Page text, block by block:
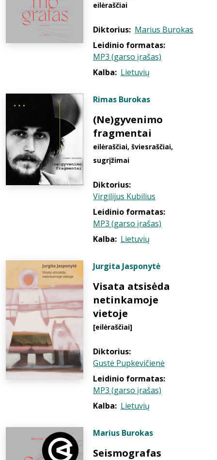
eilėraščiai
Diktorius: Marius Burokas
Leidinio formatas:
MP3 (garso įrašas)
Kalba: Lietuvių
Rimas Burokas
(Ne)gyvenimo
fragmentai
eilėraščiai, šviesraščiai,
sugrįžimai
Diktorius:
Virgilijus Kubilius
Leidinio formatas:
MP3 (garso įrašas)
Kalba: Lietuvių
Jurgita Jasponytė
Visata atsisėda
netinkamoje
vietoje
[eilėraščiai]
Diktorius:
Gustė Pupkevičienė
Leidinio formatas:
MP3 (garso įrašas)
Kalba: Lietuvių
Marius Burokas
Seismografas